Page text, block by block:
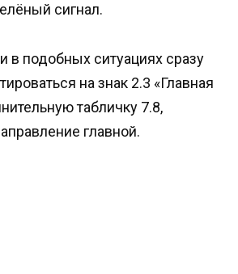
сигнал.
в подобных ситуациях сразу
на знак 2.3 «Главная
табличку 7.8,
главной.